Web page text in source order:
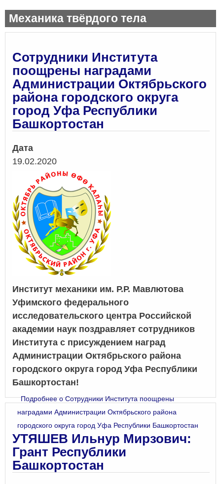
Механика твёрдого тела
Сотрудники Института
поощрены наградами
Администрации Октябрьского
района городского округа
город Уфа Республики
Башкортостан
Дата
19.02.2020
Институт механики им. Р.Р. Мавлютова
Уфимского федерального
исследовательского центра Российской
академии наук поздравляет сотрудников
Института с присуждением наград
Администрации Октябрьского района
городского округа город Уфа Республики
Башкортостан!
Подробнеео Сотрудники Института поощрены
наградами Администрации Октябрьского района
городского округа город Уфа Республики Башкортостан
УТЯШЕВ Ильнур Мирзович:
Грант Республики
Башкортостан